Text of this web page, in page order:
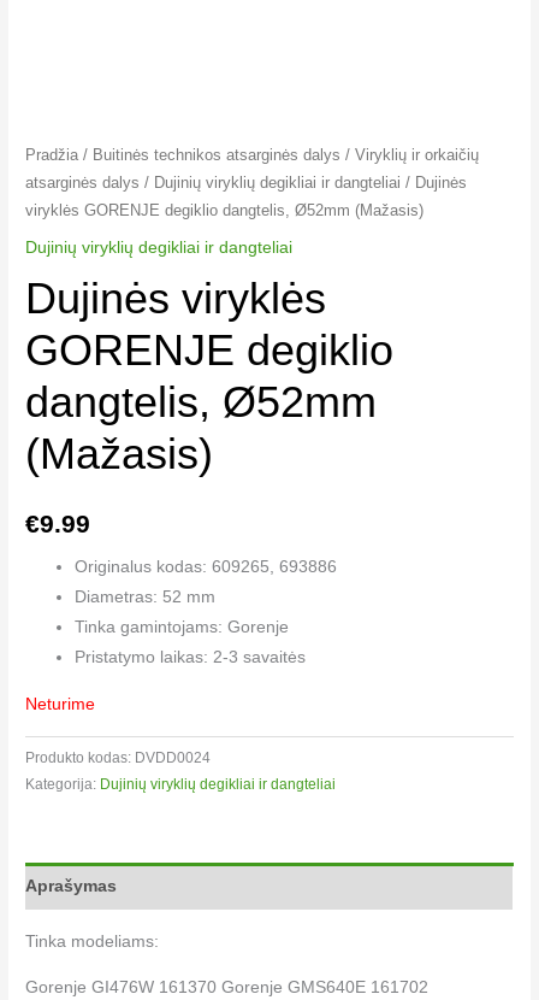
Pradžia / Buitinės technikos atsarginės dalys /Viryklių ir orkaičių
atsarginės dalys / Dujinių viryklių degikliai ir dangteliai​ / Dujinės
viryklės GORENJE degiklio dangtelis, Ø52mm (Mažasis)
Dujinių viryklių degikliai ir dangteliai​
Dujinės viryklės
GORENJE degiklio
dangtelis, Ø52mm
(Mažasis)
€9.99
Originalus kodas: 609265, 693886
Diametras: 52 mm
Tinka gamintojams: Gorenje
Pristatymo laikas: 2-3 savaitės
Neturime
Produkto kodas: DVDD0024
Kategorija: Dujinių viryklių degikliai ir dangteliai​
Aprašymas
Tinka modeliams:
Gorenje GI476W 161370 Gorenje GMS640E 161702